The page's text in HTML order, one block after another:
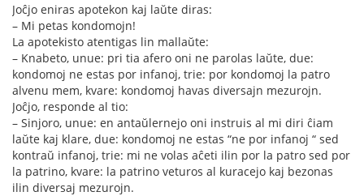
Joĉjo eniras apotekon kaj laŭte diras:
– Mi petas kondomojn!
La apotekisto atentigas lin mallaŭte:
– Knabeto, unue: pri tia afero oni ne parolas laŭte, due:
kondomoj ne estas por infanoj, trie: por kondomoj la patro
alvenu mem, kvare: kondomoj havas diversajn mezurojn.
Joĉjo, responde al tio:
– Sinjoro, unue: en antaŭlernejo oni instruis al mi diri ĉiam
laŭte kaj klare, due: kondomoj ne estas “ne por infanoj “ sed
kontraŭ infanoj, trie: mi ne volas aĉeti ilin por la patro sed por
la patrino, kvare: la patrino veturos al kuracejo kaj bezonas
ilin diversaj mezurojn.